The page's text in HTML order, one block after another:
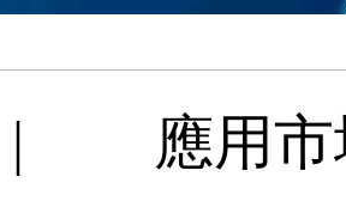
| 應用